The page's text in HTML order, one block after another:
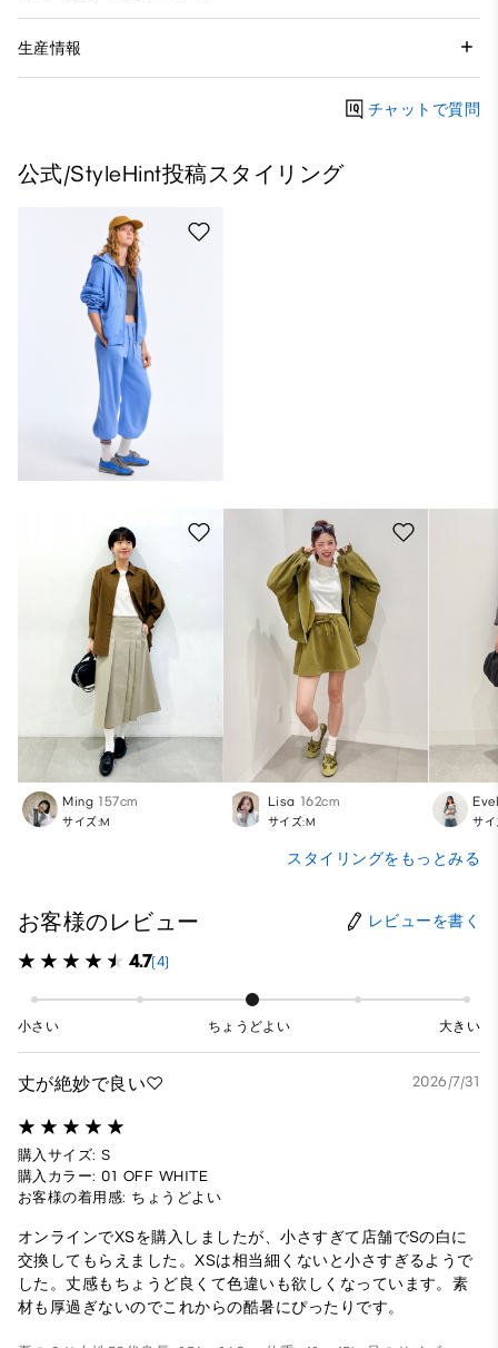
生産情報
チャットで質問
公式/StyleHint投稿スタイリング
Ming 157cm
サイズ:M
Lisa 162cm
サイズ:M サ
スタイリングをもっとみる
お客様のレビュー レビューを書く
4.7(4)
小さい ちょうどよい 大きい
丈が絶妙で良い♡ 2026/7/31
購入サイズ: S
購入カラー: 01 OFF WHITE
お客様の着用感: ちょうどよい
オンラインでXSを購入しましたが、小さすぎて店舗でSの白に
交換してもらえました。XSは相当細くないと小さすぎるようで
した。丈感もちょうど良くて色違いも欲しくなっています。素
材も厚過ぎないのでこれからの酷暑にぴったりです。